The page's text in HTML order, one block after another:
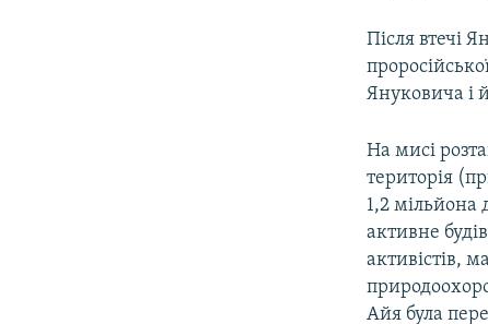
Після втечі
Януковича і
На мисі
територія
1,2 мільйона
активне
активістів,
Айя була